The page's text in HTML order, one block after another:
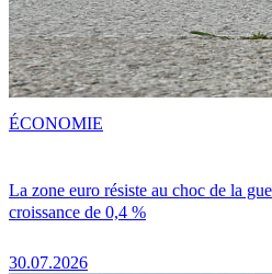
La zone euro résiste au choc de la
croissance de 0,4 %
30.07.2026
ÉCONOMIE